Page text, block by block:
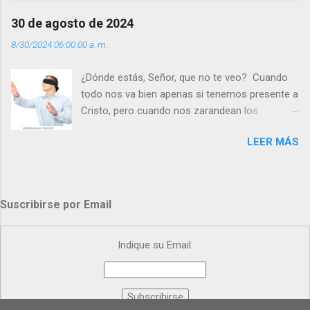
gracia de Dios? Julián Escobar. | Lecturas del
Día (+ Leer ). | Evangelio y Meditación (+ Leer ) |
30 de agosto de 2024
8/30/2024 06:00:00 a. m.
¿Dónde estás, Señor, que no te veo? Cuando
todo nos va bien apenas si tenemos presente a
Cristo, pero cuando nos zarandean los
“¿Dónde estás, Señor, que no te veo, que me
tumba vacía, y yo estoy Resucitado. No me ves
porque lloras tus problemas y no gozas de la
vida. ¿Cómo puedes creer que Yo dejo a nadie
sólo con los dolores de la vida? Debes
resucitar conmigo. Renueva tus ojos para
poder verme, renueva tu fe para poder creer
LEER MÁS
Suscribirse por Email
Indique su Email: